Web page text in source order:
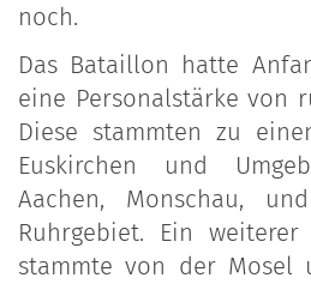
noch.
Das Bataillon hatte
eine Personalstärke von
Diese stammten zu
Euskirchen und
Aachen, Monschau,
Ruhrgebiet. Ein
stammte von der Mosel